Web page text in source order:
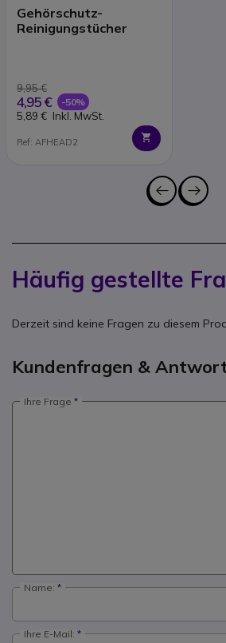
Gehörschutz-
Reinigungstücher
9,95 €
4,95 € -50%
5,89 € Inkl. MwSt.
Ref: AFHEAD2
Häufig gestellte
Derzeit sind keine Fragen zu diesem
Kundenfragen &
Ihre Frage
Name:
Ihre E-Mail: